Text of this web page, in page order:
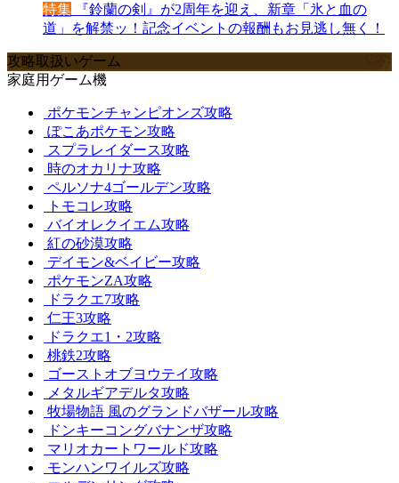
特集 『鈴蘭の剣』が2周年を迎え、新章「氷と血の
道」を解禁ッ！記念イベントの報酬もお見逃し無く！
攻略取扱いゲーム
家庭用ゲーム機
ポケモンチャンピオンズ攻略
ぽこあポケモン攻略
スプラレイダース攻略
時のオカリナ攻略
ペルソナ4ゴールデン攻略
トモコレ攻略
バイオレクイエム攻略
紅の砂漠攻略
デイモン&ベイビー攻略
ポケモンZA攻略
ドラクエ7攻略
仁王3攻略
ドラクエ1・2攻略
桃鉄2攻略
ゴーストオブヨウテイ攻略
メタルギアデルタ攻略
牧場物語 風のグランドバザール攻略
ドンキーコングバナンザ攻略
マリオカートワールド攻略
モンハンワイルズ攻略